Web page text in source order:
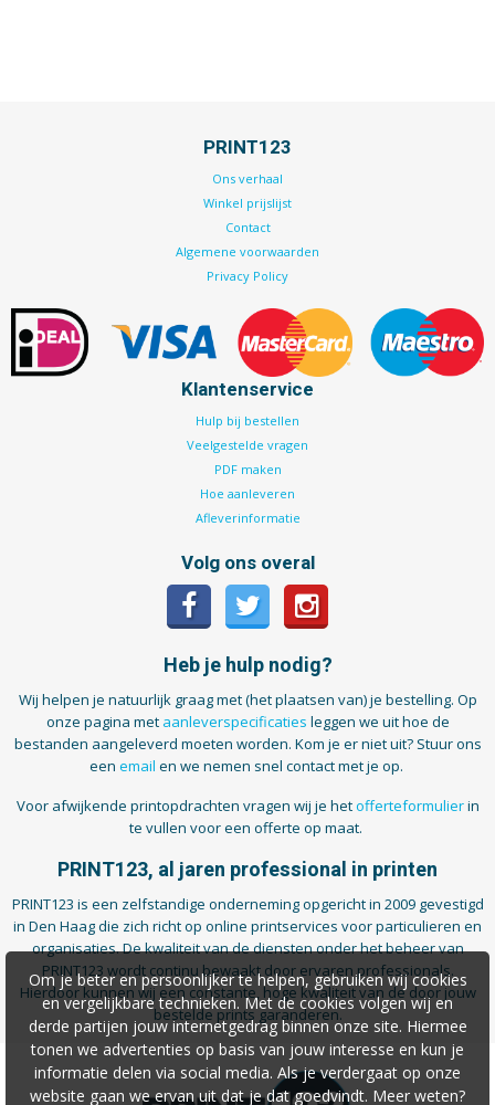
PRINT123
Ons verhaal
Winkel prijslijst
Contact
Algemene voorwaarden
Privacy Policy
Klantenservice
Hulp bij bestellen
Veelgestelde vragen
PDF maken
Hoe aanleveren
Afleverinformatie
Volg ons overal
Heb je hulp nodig?
Wij helpen je natuurlijk graag met (het plaatsen van) je bestelling. Op
onze pagina met aanleverspecificaties leggen we uit hoe de
bestanden aangeleverd moeten worden. Kom je er niet uit? Stuur ons
een email en we nemen snel contact met je op.
Voor afwijkende printopdrachten vragen wij je hetofferteformulierin
te vullen voor een offerte op maat.
PRINT123, al jaren professional in printen
PRINT123 is een zelfstandige onderneming opgericht in 2009 gevestigd
in Den Haag die zich richt op online printservices voor particulieren en
organisaties. De kwaliteit van de diensten onder het beheer van
PRINT123 wordt continu bewaakt door ervaren professionals.
Hierdoor kunnen wij een constante, hoge kwaliteit van de door jouw
bestelde prints garanderen.
Om je beter en persoonlijker te helpen, gebruiken wij cookies
en vergelijkbare technieken. Met de cookies volgen wij en
derde partijen jouw internetgedrag binnen onze site. Hiermee
tonen we advertenties op basis van jouw interesse en kun je
informatie delen via social media. Als je verdergaat op onze
website gaan we ervan uit dat je dat goedvindt. Meer weten?